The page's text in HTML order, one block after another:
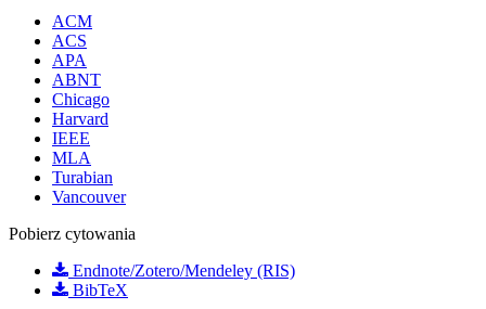
ACM
ACS
APA
ABNT
Chicago
Harvard
IEEE
MLA
Turabian
Vancouver
Pobierz cytowania
Endnote/Zotero/Mendeley (RIS)
BibTeX